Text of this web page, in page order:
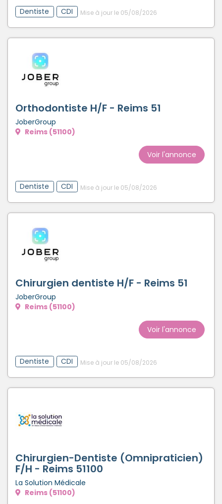
Dentiste CDI Mise à jour le 05/08/2026
Orthodontiste H/F - Reims 51
JoberGroup
Reims (51100)
Voir l'annonce
Dentiste CDI Mise à jour le 05/08/2026
Chirurgien dentiste H/F - Reims 51
JoberGroup
Reims (51100)
Voir l'annonce
Dentiste CDI Mise à jour le 05/08/2026
Chirurgien-Dentiste (Omnipraticien)
F/H - Reims 51100
La Solution Médicale
Reims (51100)